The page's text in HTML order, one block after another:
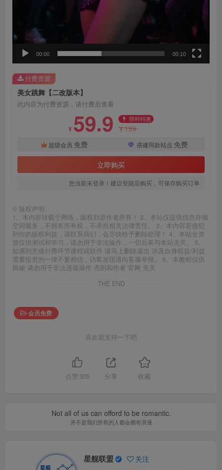
00:00 00:10
美女跳舞【二改版本】
此内容为付费资源，请付费后查看
¥ 59.9 限时特惠
¥199
超级会员 免费 搭建同款站点 免费
立即购买
您当前未登录！建议登陆后购买，可保存购买订单
付费资源
© 版权声明
1、本内容转载于网络，版权归原作者所有！ 2、本站仅提供信息存储
空间服务，不拥有所有权，不承担相关法律责任。 3、本内容若侵犯
到你的版权利益，请联系我们，会尽快给予删除处理！ 4、本站全资
源仅供测试和学习，请勿用于非法操作，一切后果与本站无关。 5、
如遇到充值付费环节课程或软件 请马上删除退出 涉及自身权益/利益
需要投资的一律不要相信，访客发现请向客服举报。 6、本教程仅供
揭秘 请勿用于非法违规操作 否则和作者 官网 无关
THE END
会员免费
喜欢就支持一下吧
点赞 305 分享 收藏
Not all of us can offord to be romantic.
并不是我们所有的人都会拥有浪漫
星舰联盟 关注